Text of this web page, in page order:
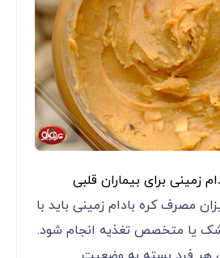
زمینی برای بیماران قلبی
مصرف کره بادام زمینی باید با
یا متخصص تغذیه انجام شود.